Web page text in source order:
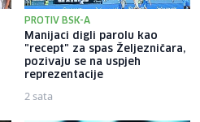
PROTIV BSK-A
Manijaci digli parolu kao
"recept" za spas Željezničara,
pozivaju se na uspjeh
reprezentacije
2 sata